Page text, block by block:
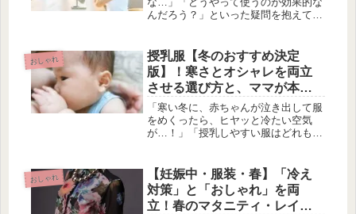
んだろう？」といった疑問を抱えてい
ついて悩むことも少なくありません。
そんなあなたのために、この記事では
妊...
おしゃれ
授乳服【冬のおすすめ決定
版】！寒さとオシャレを両立
させる選び方と、ママが本当
に欲しかった機能徹底解説
「寒い冬に、赤ちゃんが泣き出して服
をめくったら、ヒヤッと冷たい空気
が…！」「授乳しやすい服はどれも野
身の寒さ対策と、赤ちゃんを待たせな
い利便性、そしてイベントや外出での
オシ...
おしゃれ
【妊娠中・服装・春】「冷え
対策」と「おしゃれ」を両
立！春のマタニティ・レイヤ